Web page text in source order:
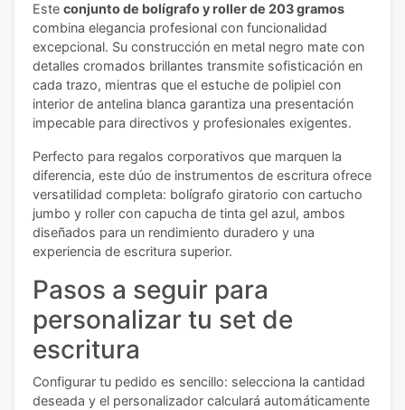
Este conjunto de bolígrafo y roller de 203 gramos
combina elegancia profesional con funcionalidad
excepcional. Su construcción en metal negro mate con
detalles cromados brillantes transmite sofisticación en
cada trazo, mientras que el estuche de polipiel con
interior de antelina blanca garantiza una presentación
impecable para directivos y profesionales exigentes.
Perfecto para regalos corporativos que marquen la
diferencia, este dúo de instrumentos de escritura ofrece
versatilidad completa: bolígrafo giratorio con cartucho
jumbo y roller con capucha de tinta gel azul, ambos
diseñados para un rendimiento duradero y una
experiencia de escritura superior.
Pasos a seguir para
personalizar tu set de
escritura
Configurar tu pedido es sencillo: selecciona la cantidad
deseada y el personalizador calculará automáticamente